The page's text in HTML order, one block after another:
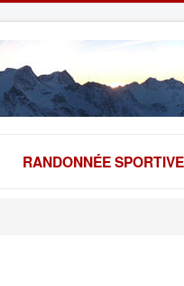
RANDONNÉE SPORTIVE